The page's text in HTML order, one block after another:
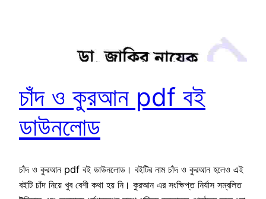
চাঁদ ও কুরআন pdf বই
ডাউনলোড
চাঁদ ও কুরআন pdf বই ডাউনলোড। বইটির নাম চাঁদ ও কুরআন হলেও এই
বইটি চাঁদ নিয়ে খুব বেশী কথা হয় নি। কুরআন এর সংক্ষিপ্ত নির্যাস সম্বলিত